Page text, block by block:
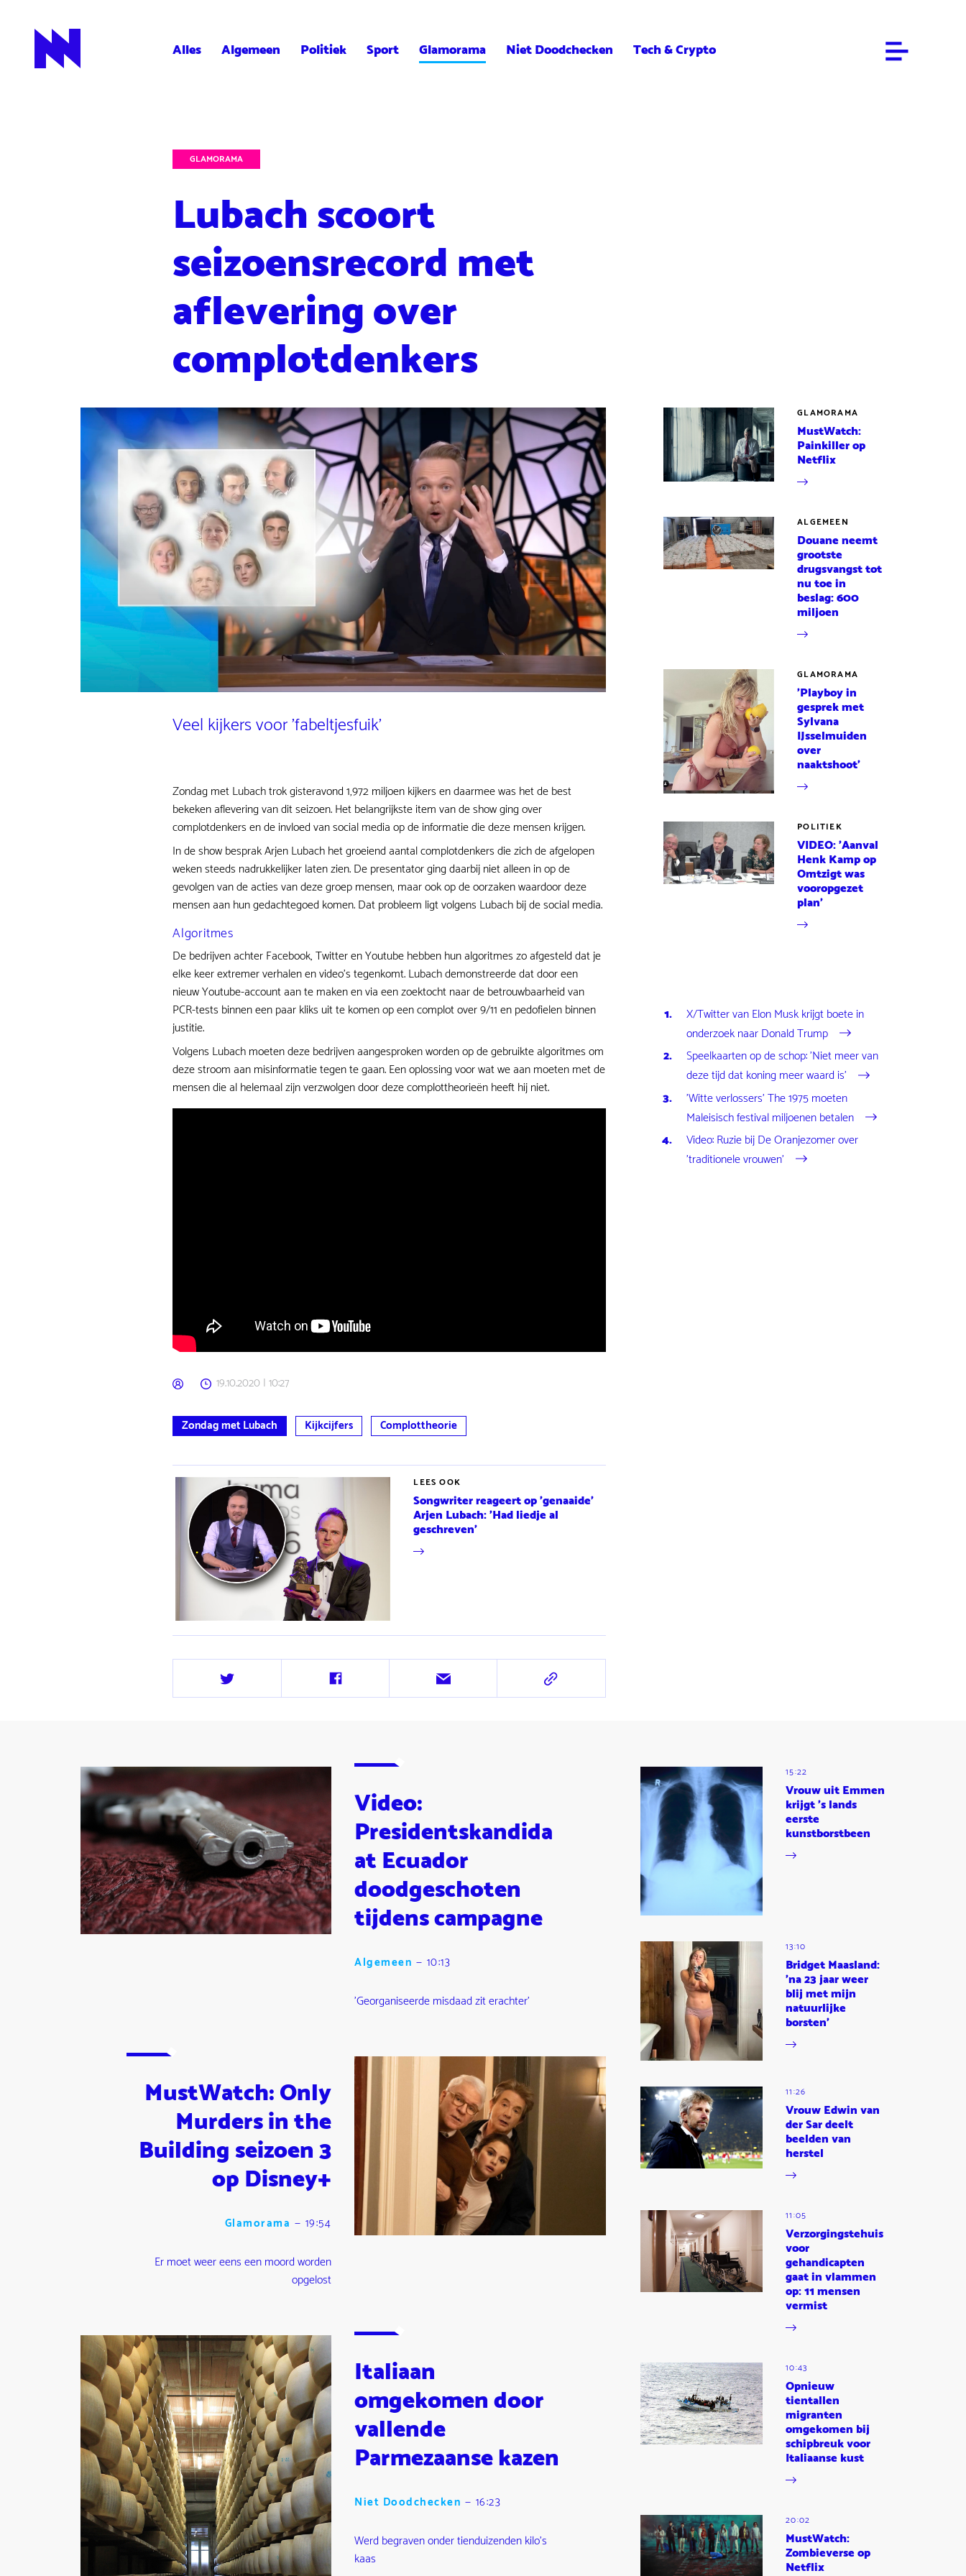
Alles Algemeen Politiek Sport Glamorama Niet Doodchecken Tech & Crypto
GLAMORAMA
Lubach scoort
seizoensrecord met
aflevering over
complotdenkers
Veel kijkers voor 'fabeltjesfuik'
Zondag met Lubach trok gisteravond 1,972 miljoen kijkers en daarmee was het de best
bekeken aflevering van dit seizoen. Het belangrijkste item van de show ging over
complotdenkers en de invloed van social media op de informatie die deze mensen krijgen.
In de show besprak Arjen Lubach het groeiend aantal complotdenkers die zich de afgelopen
weken steeds nadrukkelijker laten zien. De presentator ging daarbij niet alleen in op de
gevolgen van de acties van deze groep mensen, maar ook op de oorzaken waardoor deze
mensen aan hun gedachtegoed komen. Dat probleem ligt volgens Lubach bij de social media.
Algoritmes
De bedrijven achter Facebook, Twitter en Youtube hebben hun algoritmes zo afgesteld dat je
elke keer extremer verhalen en video's tegenkomt. Lubach demonstreerde dat door een
nieuw Youtube-account aan te maken en via een zoektocht naar de betrouwbaarheid van
PCR-tests binnen een paar kliks uit te komen op een complot over 9/11 en pedofielen binnen
justitie.
Volgens Lubach moeten deze bedrijven aangesproken worden op de gebruikte algoritmes om
deze stroom aan misinformatie tegen te gaan. Een oplossing voor wat we aan moeten met de
mensen die al helemaal zijn verzwolgen door deze complottheorieën heeft hij niet.
19.10.2020 | 10:27
Zondag met Lubach Kijkcijfers Complottheorie
LEES OOK
Songwriter reageert op 'genaaide'
Arjen Lubach: 'Had liedje al
geschreven'
Deel
Deel
Deel
Deel
GLAMORAMA
MustWatch:
Painkiller op
Netflix
ALGEMEEN
Douane neemt
grootste
drugsvangst tot
nu toe in
beslag: 600
miljoen
GLAMORAMA
'Playboy in
gesprek met
Sylvana
IJsselmuiden
over
naaktshoot'
POLITIEK
VIDEO: 'Aanval
Henk Kamp op
Omtzigt was
vooropgezet
plan'
X/Twitter van Elon Musk krijgt boete in
onderzoek naar Donald Trump
Speelkaarten op de schop: 'Niet meer van
deze tijd dat koning meer waard is'
'Witte verlossers' The 1975 moeten
Maleisisch festival miljoenen betalen
Video: Ruzie bij De Oranjezomer over
'traditionele vrouwen'
Video:
Presidentskandida
at Ecuador
doodgeschoten
tijdens campagne
Algemeen — 10:13
'Georganiseerde misdaad zit erachter'
MustWatch: Only
Murders in the
Building seizoen 3
op Disney+
Glamorama — 19:54
Er moet weer eens een moord worden
opgelost
Italiaan
omgekomen door
vallende
Parmezaanse kazen
Niet Doodchecken — 16:23
Werd begraven onder tienduizenden kilo's
kaas
15:22
Vrouw uit Emmen
krijgt 's lands
eerste
kunstborstbeen
13:10
Bridget Maasland:
'na 23 jaar weer
blij met mijn
natuurlijke
borsten'
11:26
Vrouw Edwin van
der Sar deelt
beelden van
herstel
11:05
Verzorgingstehuis
voor
gehandicapten
gaat in vlammen
op: 11 mensen
vermist
10:43
Opnieuw
tientallen
migranten
omgekomen bij
schipbreuk voor
Italiaanse kust
20:02
MustWatch:
Zombieverse op
Netflix